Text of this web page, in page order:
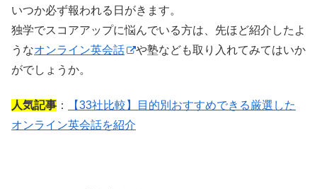
いつか必ず報われる日がきます。
独学でスコアアップに悩んでいる方は、先ほど紹介したよ
うなオンライン英会話
や塾なども取り入れてみてはいか
がでしょうか。
人気記事 ：
【33社比較】目的別おすすめできる厳選した
オンライン英会話を紹介